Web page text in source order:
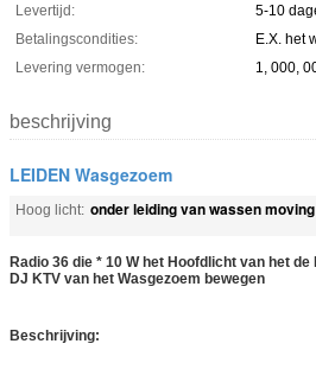
Levertijd:
5-10
Betalingscondities:
E.X. het
Levering vermogen:
1, 000,
beschrijving
LEIDEN Wasgezoem
Hoog licht: onder leiding van wassen
Radio 36 die * 10 W het Hoofdlicht van het
DJ KTV van het Wasgezoem bewegen
Beschrijving: